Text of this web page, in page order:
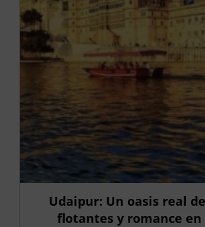
Udaipur: Un oasis real
flotantes y romance